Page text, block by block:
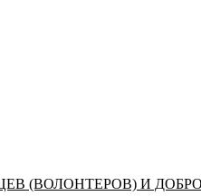
(ВОЛОНТЕРОВ) И